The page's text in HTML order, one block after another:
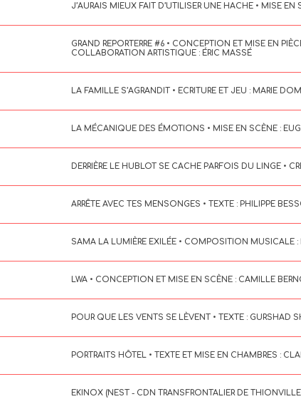
J’AURAIS MIEUX FAIT D’UTILISER UNE HACHE • MISE
GRAND REPORTERRE #6 • CONCEPTION ET MISE EN
COLLABORATION ARTISTIQUE : ÉRIC MASSÉ
LA FAMILLE S’AGRANDIT • ECRITURE ET JEU : MARIE
LA MÉCANIQUE DES ÉMOTIONS • MISE EN SCÈNE :
DERRIÈRE LE HUBLOT SE CACHE PARFOIS DU LINGE •
ARRÊTE AVEC TES MENSONGES • TEXTE : PHILIPPE
SAMA LA LUMIÈRE EXILÉE • COMPOSITION MUSICALE :
LWA • CONCEPTION ET MISE EN SCÈNE : CAMILLE
POUR QUE LES VENTS SE LÈVENT • TEXTE : GURSHAD
PORTRAITS HÔTEL • TEXTE ET MISE EN CHAMBRES :
EKINOX (NEST - CDN TRANSFRONTALIER DE